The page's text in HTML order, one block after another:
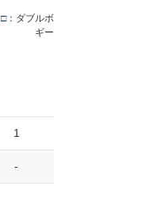
□：ダブルボ
ギー
1
-